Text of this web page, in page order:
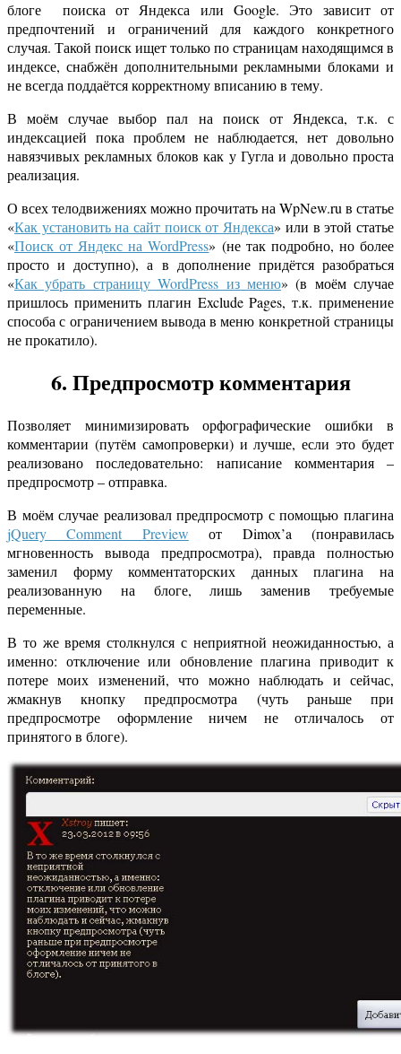
блоге поиска от Яндекса или Google. Это зависит от
предпочтений и ограничений для каждого конкретного
случая. Такой поиск ищет только по страницам находящимся в
индексе, снабжён дополнительными рекламными блоками и
не всегда поддаётся корректному вписанию в тему.
В моём случае выбор пал на поиск от Яндекса, т.к. с
индексацией пока проблем не наблюдается, нет довольно
навязчивых рекламных блоков как у Гугла и довольно проста
реализация.
О всех телодвижениях можно прочитать на WpNew.ru в статье
«Как установить на сайт поиск от Яндекса» или в этой статье
«Поиск от Яндекс на WordPress» (не так подробно, но более
просто и доступно), а в дополнение придётся разобраться
«Как убрать страницу WordPress из меню» (в моём случае
пришлось применить плагин Exclude Pages, т.к. применение
способа с ограничением вывода в меню конкретной страницы
не прокатило).
6. Предпросмотр комментария
Позволяет минимизировать орфографические ошибки в
комментарии (путём самопроверки) и лучше, если это будет
реализовано последовательно: написание комментария –
предпросмотр – отправка.
В моём случае реализовал предпросмотр с помощью плагина
jQuery Comment Preview от Dimox’a (понравилась
мгновенность вывода предпросмотра), правда полностью
заменил форму комментаторских данных плагина на
реализованную на блоге, лишь заменив требуемые
переменные.
В то же время столкнулся с неприятной неожиданностью, а
именно: отключение или обновление плагина приводит к
потере моих изменений, что можно наблюдать и сейчас,
жмакнув кнопку предпросмотра (чуть раньше при
предпросмотре оформление ничем не отличалось от
принятого в блоге).